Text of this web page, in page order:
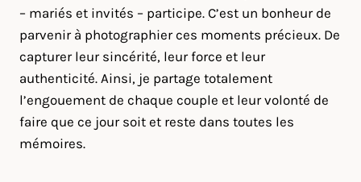
– mariés et invités – participe. C’est un bonheur de
parvenir à photographier ces moments précieux. De
capturer leur sincérité, leur force et leur
authenticité. Ainsi, je partage totalement
l’engouement de chaque couple et leur volonté de
faire que ce jour soit et reste dans toutes les
mémoires.